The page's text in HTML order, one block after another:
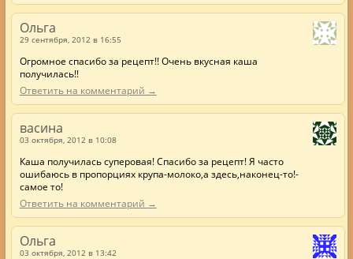
Ольга
29 сентября, 2012 в 16:55
Огромное спасибо за рецепт!! Очень вкусная каша
получилась!!
Ответить на комментарий →
васина
03 октября, 2012 в 10:08
Каша получилась суперовая! Спасибо за рецепт! Я часто
ошибаюсь в пропорциях крупа-молоко,а здесь,наконец-то!-
самое то!
Ответить на комментарий →
Ольга
03 октября, 2012 в 13:42